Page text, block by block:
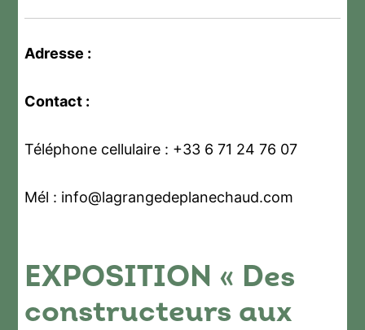
Adresse :
Contact :
Téléphone cellulaire : +33 6 71 24 76 07
Mél : info@lagrangedeplanechaud.com
EXPOSITION « Des
constructeurs aux